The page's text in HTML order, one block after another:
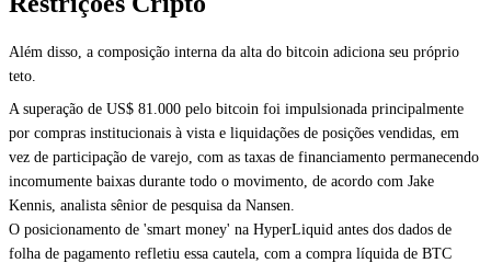
Além disso, a composição interna da alta do bitcoin adiciona seu próprio
teto.
A superação de US$ 81.000 pelo bitcoin foi impulsionada principalmente
por compras institucionais à vista e liquidações de posições vendidas, em
vez de participação de varejo, com as taxas de financiamento permanecendo
incomumente baixas durante todo o movimento, de acordo com Jake
Kennis, analista sênior de pesquisa da Nansen.
O posicionamento de 'smart money' na HyperLiquid antes dos dados de
folha de pagamento refletiu essa cautela, com a compra líquida de BTC